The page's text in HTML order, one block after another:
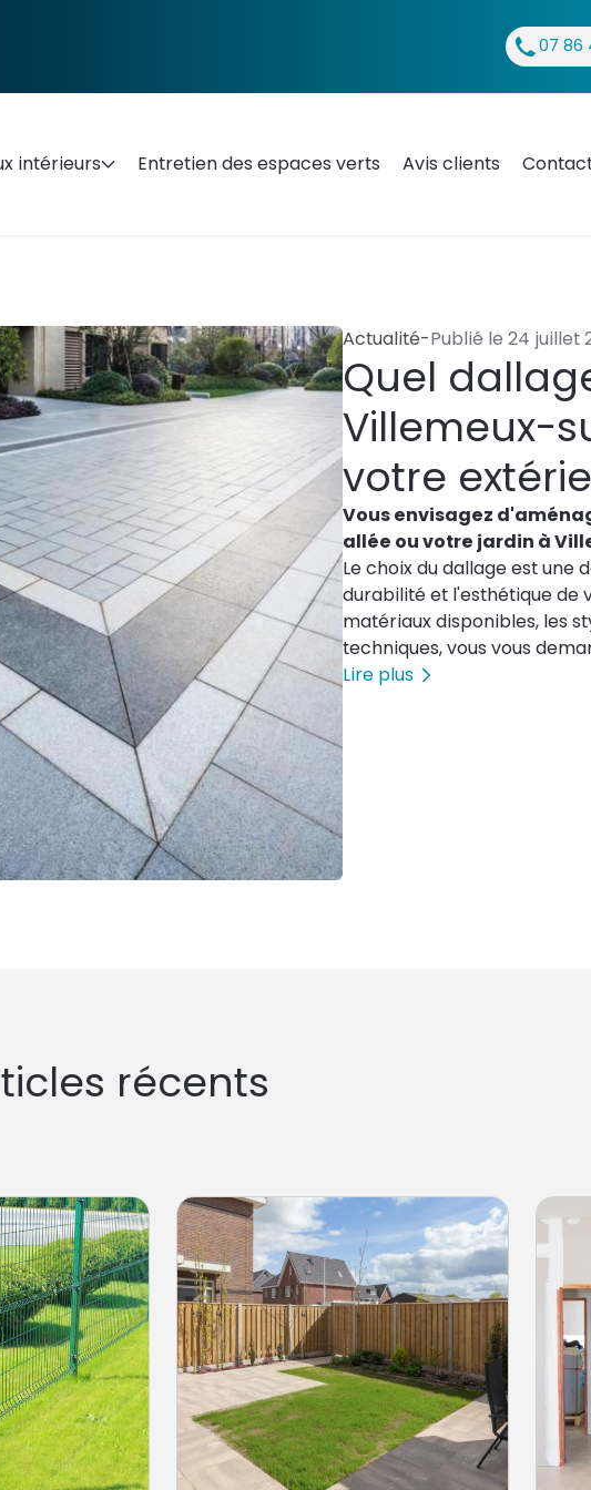
07 86
intérieurs Entretien des espaces verts Avis clients
Actualité-Publié le 24 juillet
Quel
Villemeux-
votre
Vous envisagez
allée ou votre jardin à
Le choix du dallage est
durabilité et l'esthétique de
matériaux disponibles, les
techniques, vous vous
commencer. Que vous
de revêtement et vous
durable. La pierre naturelle
rendu haut de gamme, la
privilégié. Chaque dalle
uniques qui donnent un
terrasse ou votre allée.
traverse les années sans
limite à un nettoyage
quotidien. Les dalles en
technique Le grès cérame
et diversité esthétique.
Lire plus
récents